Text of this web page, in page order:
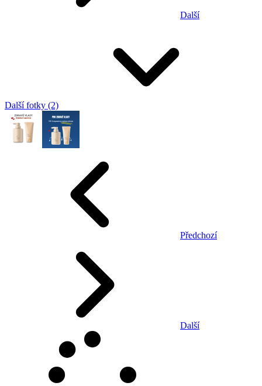
Další
Další fotky (2)
Předchozí
Další